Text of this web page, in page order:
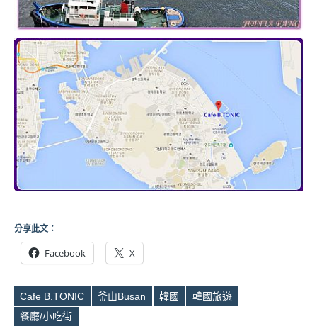
分享此文：
Facebook X
Tags
Cafe B.TONIC 釜山Busan 韓國
韓國旅遊
餐廳/小吃街